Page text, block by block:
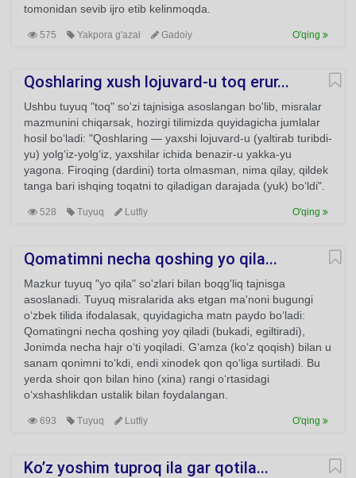
tomonidan sevib ijro etib kelinmoqda.
575 Yakpora g'azal Gadoiy O'qing
Qoshlaring xush lojuvard-u toq erur...
Ushbu tuyuq "toq" so'zi tajnisiga asoslangan bo'lib, misralar
mazmunini chiqarsak, hozirgi tilimizda quyidagicha jumlalar
hosil bo‘ladi: "Qoshlaring — yaxshi lojuvard-u (yaltirab turibdi-
yu) yolg‘iz-yolg‘iz, yaxshilar ichida benazir-u yakka-yu
yagona. Firoqing (dardini) torta olmasman, nima qilay, qildek
tanga bari ishqing toqatni to qiladigan darajada (yuk) bo‘ldi".
528 Tuyuq Lutfiy O'qing
Qomatimni necha qoshing yo qila...
Mazkur tuyuq "yo qila" so'zlari bilan boqg'liq tajnisga
asoslanadi. Tuyuq misralarida aks etgan ma'noni bugungi
o‘zbek tilida ifodalasak, quyidagicha matn paydo bo‘ladi:
Qomatingni necha qoshing yoy qiladi (bukadi, egiltiradi),
Jonimda necha hajr o‘ti yoqiladi. G‘amza (ko‘z qoqish) bilan u
sanam qonimni to‘kdi, endi xinodek qon qo‘liga surtiladi. Bu
yerda shoir qon bilan hino (xina) rangi o‘rtasidagi
o‘xshashlikdan ustalik bilan foydalangan.
693 Tuyuq Lutfiy O'qing
Ko’z yoshim tuproq ila gar qotila...